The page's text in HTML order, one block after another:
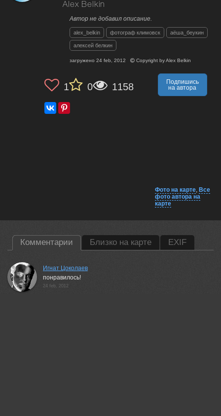
Alex Belkin
Автор не добавил описание.
alex_belkin фотограф климовск аёша_беукин
алексей белкин
загружено 24 feb, 2012 Copyright byAlex Belkin
1 0 1158
Подпишись
на автора
Фото на карте, Все
фото автора на
карте
Комментарии Близко на карте EXIF
Игнат Цоколаев
понравилось!
24 feb, 2012